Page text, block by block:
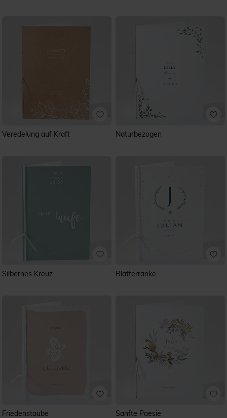
Veredelung auf Kraft Naturbezogen
Silbernes Kreuz Blätterranke
Friedenstaube Sanfte Poesie